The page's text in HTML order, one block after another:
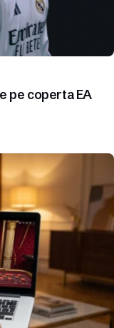
pe coperta EA